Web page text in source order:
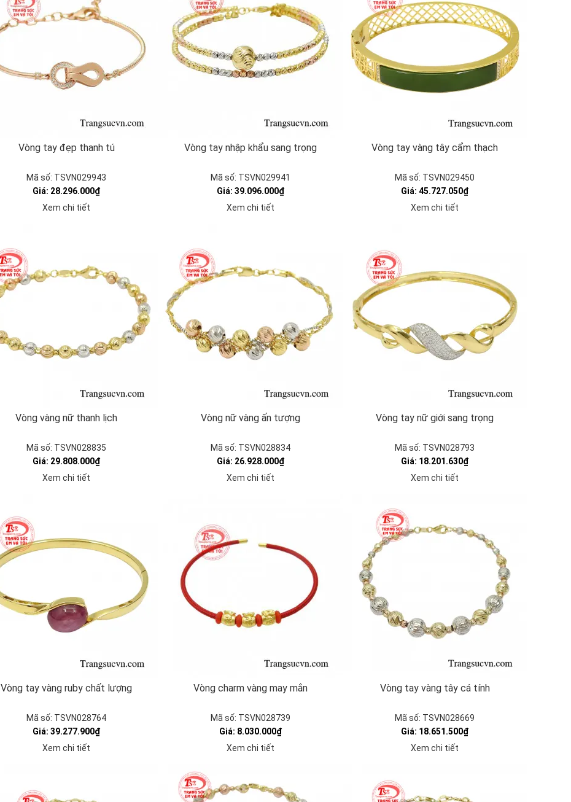
Vòng tay đẹp thanh tú
Mã số: TSVN029943
Giá: 28.296.000₫
Xem chi tiết
Vòng tay nhập khẩu sang trọng
Mã số: TSVN029941
Giá: 39.096.000₫
Xem chi tiết
Vòng tay vàng tây cẩm thạch
Mã số: TSVN029450
Giá: 45.727.050₫
Xem chi tiết
Vòng vàng nữ thanh lịch
Mã số: TSVN028835
Giá: 29.808.000₫
Xem chi tiết
Vòng nữ vàng ấn tượng
Mã số: TSVN028834
Giá: 26.928.000₫
Xem chi tiết
Vòng tay nữ giới sang trọng
Mã số: TSVN028793
Giá: 18.201.630₫
Xem chi tiết
Vòng tay vàng ruby chất lượng
Mã số: TSVN028764
Giá: 39.277.900₫
Xem chi tiết
Vòng charm vàng may mắn
Mã số: TSVN028739
Giá: 8.030.000₫
Xem chi tiết
Vòng tay vàng tây cá tính
Mã số: TSVN028669
Giá: 18.651.500₫
Xem chi tiết